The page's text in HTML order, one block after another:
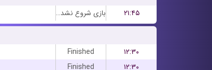
بازی شروع نشده است
۲۱:۴۵
Finished
۱۲:۳۰
Finished ۱۲:۳۰